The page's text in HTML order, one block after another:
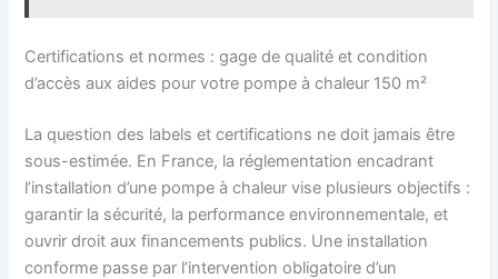
Certifications et normes : gage de qualité et condition
d’accès aux aides pour votre pompe à chaleur 150 m²
La question des labels et certifications ne doit jamais être
sous-estimée. En France, la réglementation encadrant
l’installation d’une pompe à chaleur vise plusieurs objectifs :
garantir la sécurité, la performance environnementale, et
ouvrir droit aux financements publics. Une installation
conforme passe par l’intervention obligatoire d’un